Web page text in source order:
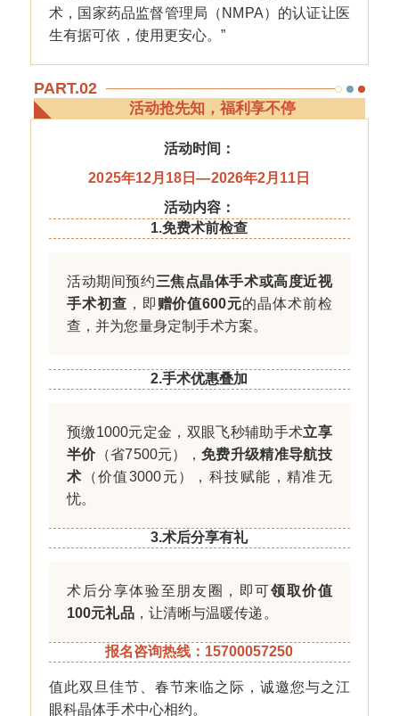
术，国家药品监督管理局（NMPA）的认证让医
生有据可依，使用更安心。”
PART.02
活动抢先知，福利享不停
活动时间：
2025年12月18日—2026年2月11日
活动内容：
1.免费术前检查
活动期间预约三焦点晶体手术或高度近视
手术初查 ，即 赠价值600元的晶体术前检
查，并为您量身定制手术方案。
2.手术优惠叠加
预缴1000元定金，双眼飞秒辅助手术立享
半价（省7500元），免费升级精准导航技
术 （价值3000元），科技赋能，精准无
忧。
3.术后分享有礼
术后分享体验至朋友圈，即可领取价值
100元礼品，让清晰与温暖传递。
报名咨询热线：15700057250
值此双旦佳节、春节来临之际，诚邀您与之江
眼科晶体手术中心相约。